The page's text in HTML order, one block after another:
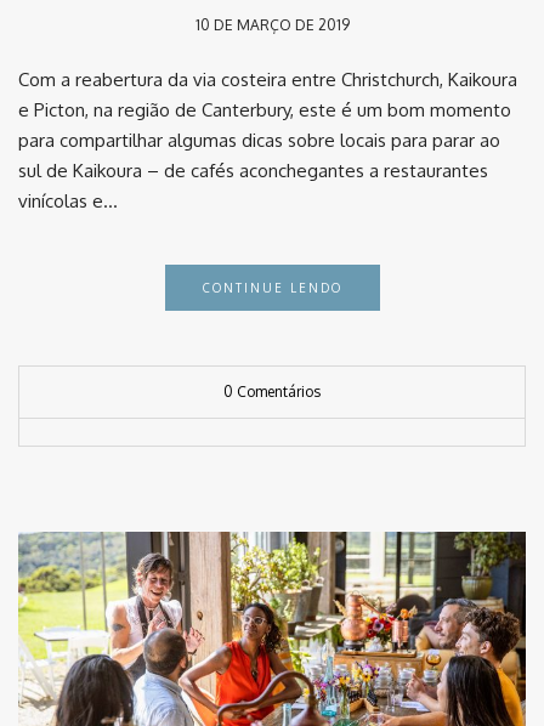
10 DE MARÇO DE 2019
Com a reabertura da via costeira entre Christchurch, Kaikoura
e Picton, na região de Canterbury, este é um bom momento
para compartilhar algumas dicas sobre locais para parar ao
sul de Kaikoura – de cafés aconchegantes a restaurantes
vinícolas e…
CONTINUE LENDO
0 Comentários